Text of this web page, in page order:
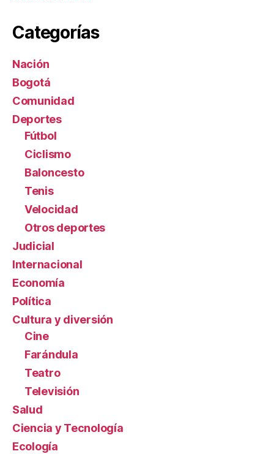
Categorías
Nación
Bogotá
Comunidad
Deportes
Fútbol
Ciclismo
Baloncesto
Tenis
Velocidad
Otros deportes
Judicial
Internacional
Economía
Política
Cultura y diversión
Cine
Farándula
Teatro
Televisión
Salud
Ciencia y Tecnología
Ecología